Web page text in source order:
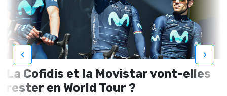
La Cofidis et la Movistar vont-elles
rester en World Tour ?
‹ ›